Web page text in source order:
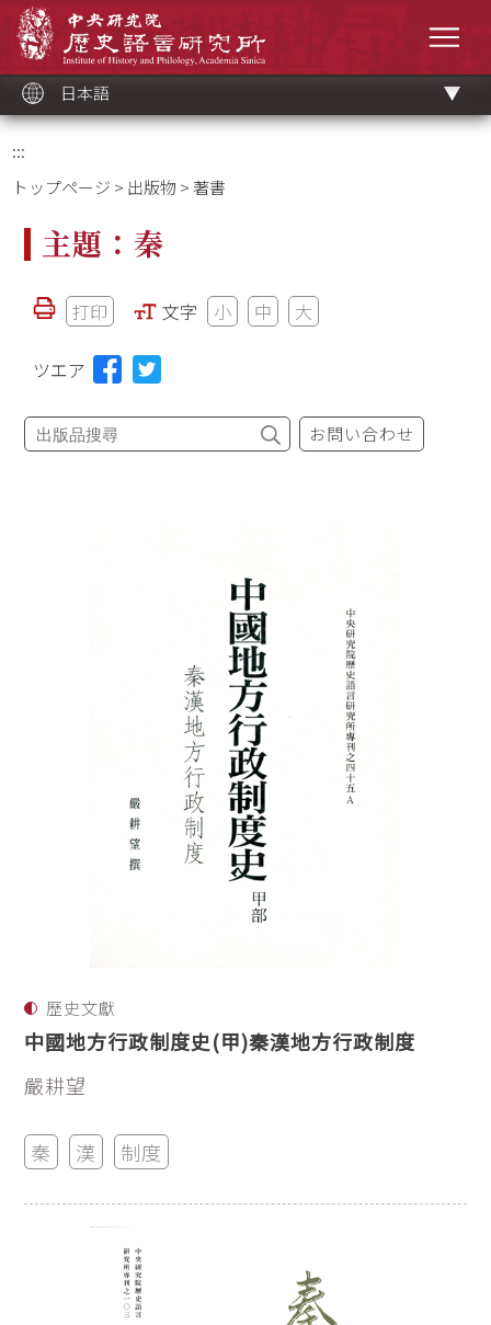
ッ
ク
日本語
:::
トップページ > 出版物 > 著書
主題：秦
打印 文字 小 中 大
ツエア
お問い合わせ
歷史文獻
中國地方行政制度史(甲)秦漢地方行政制度
嚴耕望
秦 漢 制度